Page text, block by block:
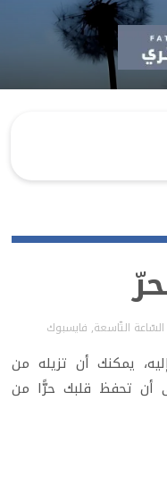
السّاعة التّاسعة, فايسبوك
يمكنك أن تزيله من
أن تحفظ قلبك حرًّا من